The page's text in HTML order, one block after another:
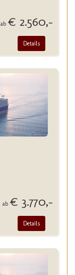
ab € 2.560,-
Details
ab € 3.770,-
Details